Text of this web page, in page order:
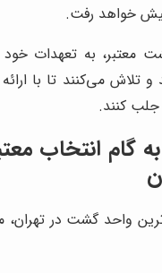
خواهد رفت.
معتبر، به تعهدات خود
و تلاش می‌کنند تا با
جلب کنند.
گام انتخاب
واحد گشت در تهران،